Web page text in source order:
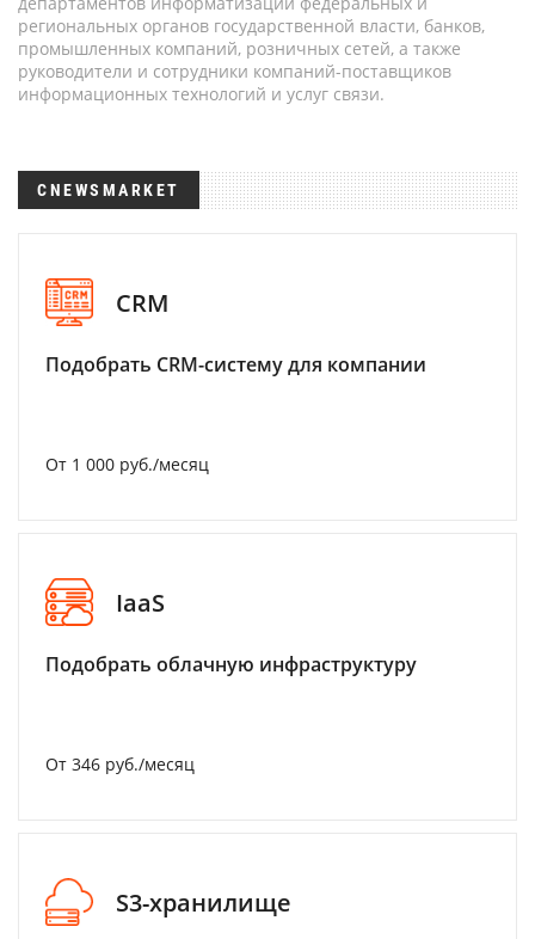
региональных органов государственной власти, банков,
промышленных компаний, розничных сетей, а также
руководители и сотрудники компаний-поставщиков
информационных технологий и услуг связи.
CNEWSMARKET
CRM
Подобрать CRM-систему для компании
От 1 000 руб./месяц
IaaS
Подобрать облачную инфраструктуру
От 346 руб./месяц
S3-хранилище